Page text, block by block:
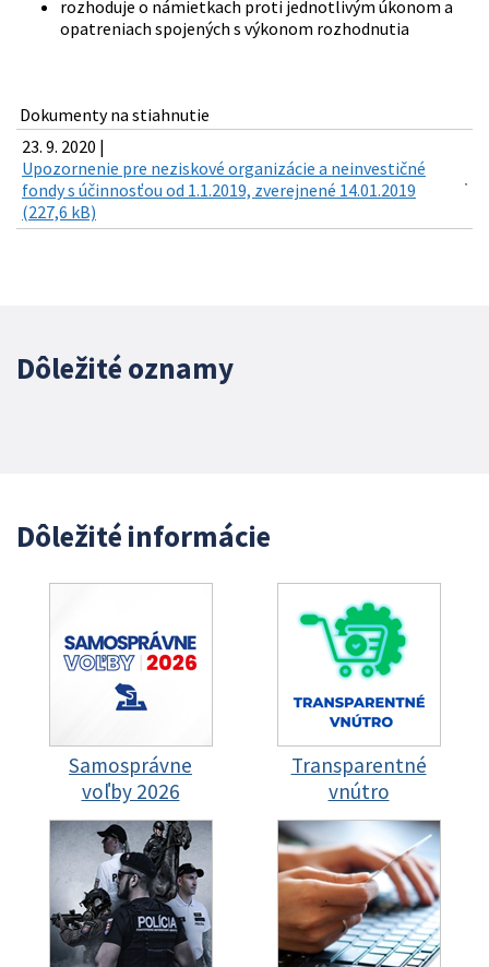
rozhoduje o námietkach proti jednotlivým úkonom a
opatreniach spojených s výkonom rozhodnutia
Dokumenty na stiahnutie
23. 9. 2020 |
Upozornenie pre neziskové organizácie a neinvestičné
fondy s účinnosťou od 1.1.2019, zverejnené 14.01.2019
(227,6 kB)
Dôležité oznamy
Dôležité informácie
Samosprávne
voľby 2026
Transparentné
vnútro